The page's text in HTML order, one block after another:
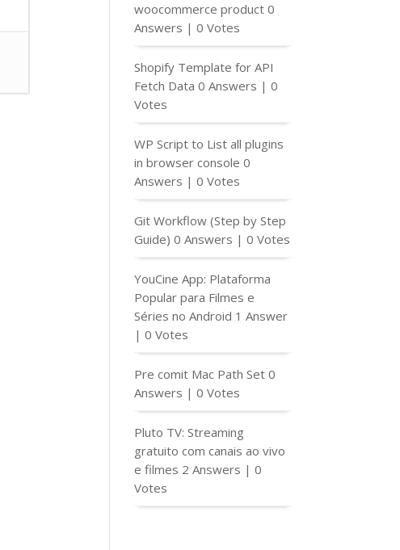
woocommerce product 0
Answers |0 Votes
Shopify Template for API
Fetch Data 0 Answers |0
Votes
WP Script to List all plugins
in browser console 0
Answers |0 Votes
Git Workflow (Step by Step
Guide) 0 Answers |0 Votes
YouCine App: Plataforma
Popular para Filmes e
Séries no Android 1 Answer
|0 Votes
Pre comit Mac Path Set 0
Answers |0 Votes
Pluto TV: Streaming
gratuito com canais ao vivo
e filmes 2 Answers |0
Votes